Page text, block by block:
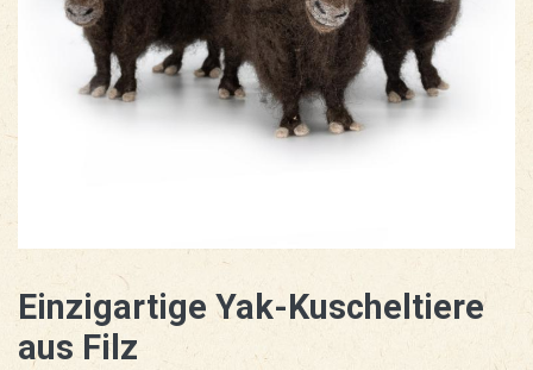
Einzigartige Yak-Kuscheltiere
aus Filz